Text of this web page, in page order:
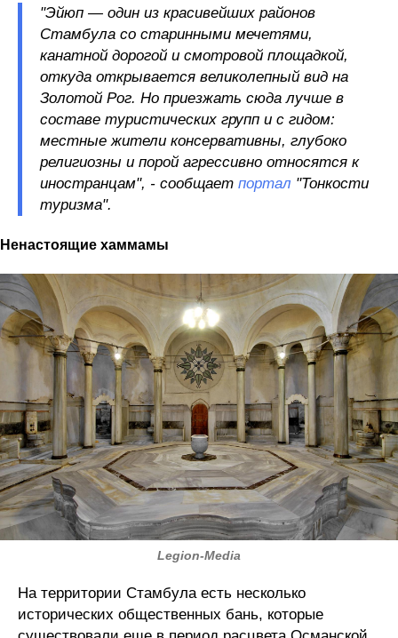
"Эйюп — один из красивейших районов
Стамбула со старинными мечетями,
канатной дорогой и смотровой площадкой,
откуда открывается великолепный вид на
Золотой Рог. Но приезжать сюда лучше в
составе туристических групп и с гидом:
местные жители консервативны, глубоко
религиозны и порой агрессивно относятся к
иностранцам", - сообщает портал "Тонкости
туризма".
Ненастоящие хаммамы
Legion-Media
На территории Стамбула есть несколько
исторических общественных бань, которые